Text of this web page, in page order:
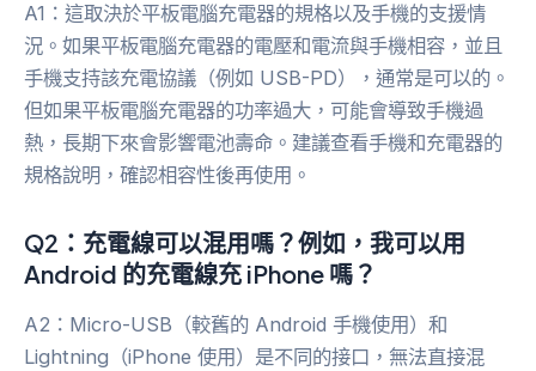
A1：這取決於平板電腦充電器的規格以及手機的支援情
況。如果平板電腦充電器的電壓和電流與手機相容，並且
手機支持該充電協議（例如 USB-PD），通常是可以的。
但如果平板電腦充電器的功率過大，可能會導致手機過
熱，長期下來會影響電池壽命。建議查看手機和充電器的
規格說明，確認相容性後再使用。
Q2：充電線可以混用嗎？例如，我可以用
Android 的充電線充 iPhone 嗎？
A2：Micro-USB（較舊的 Android 手機使用）和
Lightning（iPhone 使用）是不同的接口，無法直接混